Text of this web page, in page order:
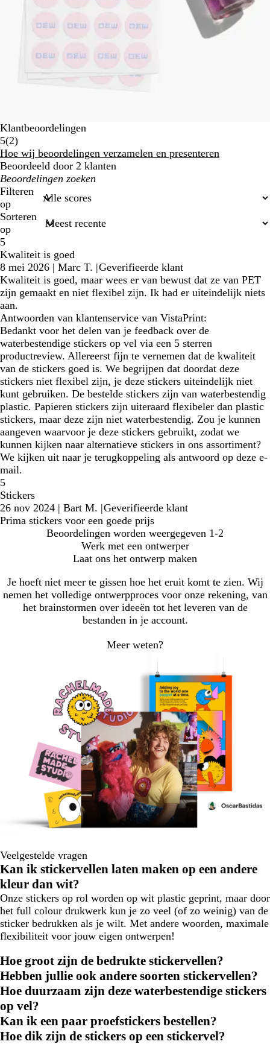
Klantbeoordelingen
5(22
klantbeoordelingen
)
Hoe wij beoordelingen verzamelen en presenteren
Beoordeeld door 2 klanten
Mijn
zoekopdrachten
Filteren
op
Sorteren
op
5
Kwaliteit is goed
8 mei 2026 | Marc T. |Geverifieerde klant
Kwaliteit is goed, maar wees er van bewust dat ze van PET
zijn gemaakt en niet flexibel zijn. Ik had er uiteindelijk niets
aan.
Antwoorden van klantenservice van VistaPrint:
Bedankt voor het delen van je feedback over de
waterbestendige stickers op vel via een 5 sterren
productreview. Allereerst fijn te vernemen dat de kwaliteit
van de stickers goed is. We begrijpen dat doordat deze
stickers niet flexibel zijn, je deze stickers uiteindelijk niet
kunt gebruiken. De bestelde stickers zijn van waterbestendig
plastic. Papieren stickers zijn uiteraard flexibeler dan plastic
stickers, maar deze zijn niet waterbestendig. Zou je kunnen
aangeven waarvoor je deze stickers gebruikt, zodat we
kunnen kijken naar alternatieve stickers in ons assortiment?
We kijken uit naar je terugkoppeling als antwoord op deze e-
mail.
5
Stickers
26 nov 2024 | Bart M. |Geverifieerde klant
Prima stickers voor een goede prijs
Beoordelingen worden weergegeven 1-2
Werk met een ontwerper
Laat ons het ontwerp maken
Je hoeft niet meer te gissen hoe het eruit komt te zien. Wij
nemen het volledige ontwerpproces voor onze rekening, van
het brainstormen over ideeën tot het leveren van de
bestanden in je account.
Meer weten?
Veelgestelde vragen
Kan ik stickervellen laten maken op een andere
kleur dan wit?
Onze stickers op rol worden op wit plastic geprint, maar door
het full colour drukwerk kun je zo veel (of zo weinig) van de
sticker bedrukken als je wilt. Met andere woorden, maximale
flexibiliteit voor jouw eigen ontwerpen!
Hoe groot zijn de bedrukte stickervellen?
Hebben jullie ook andere soorten stickervellen?
Hoe duurzaam zijn deze waterbestendige stickers
op vel?
Kan ik een paar proefstickers bestellen?
Hoe dik zijn de stickers op een stickervel?